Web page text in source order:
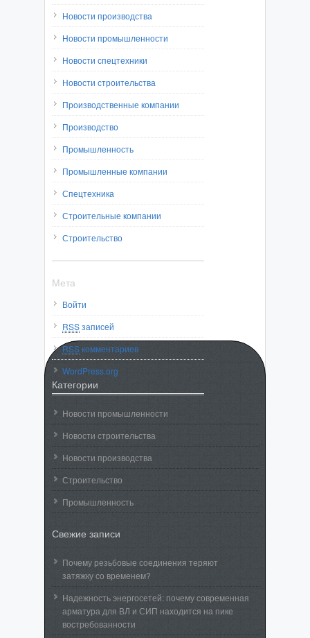
Новости производства
Новости промышленности
Новости спецтехники
Новости строительства
Производственные компании
Производство
Промышленность
Промышленные компании
Спецтехника
Строительные компании
Строительство
Мета
Войти
RSSзаписей
RSSкомментариев
WordPress.org
Категории
Новости промышленности
Новости строительства
Новости производства
Строительство
Промышленность
Свежие записи
Почему резьбовые соединения теряют
затяжку со временем?
Надежность энергосетей: почему современная
арматура для ВЛ и СИП находится на пике
востребованности